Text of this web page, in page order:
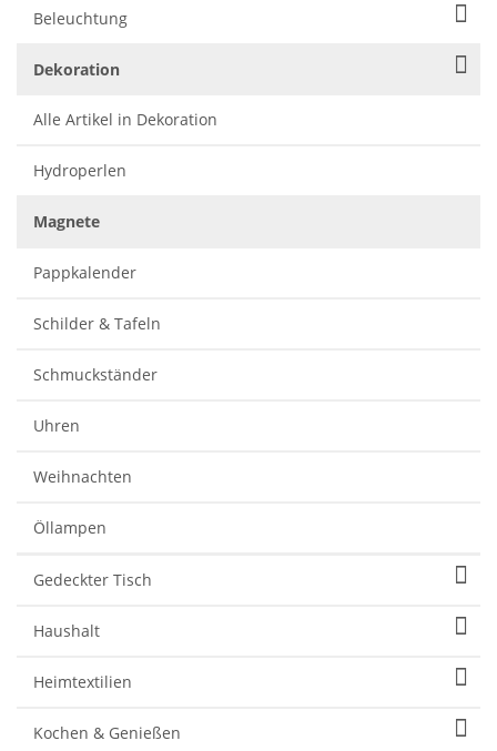
Beleuchtung
Dekoration
Alle Artikel in Dekoration
Hydroperlen
Magnete
Pappkalender
Schilder & Tafeln
Schmuckständer
Uhren
Weihnachten
Öllampen
Gedeckter Tisch
Haushalt
Heimtextilien
Kochen & Genießen